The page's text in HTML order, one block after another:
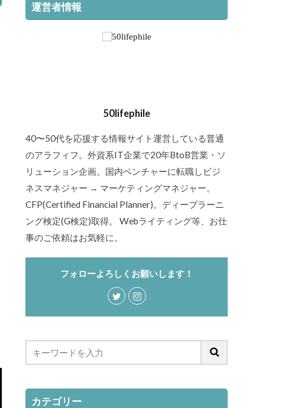
運営者情報
50lifephile
40〜50代を応援する情報サイト運営している普通
のアラフィフ。外資系IT企業で20年BtoB営業・ソ
リューション企画。国内ベンチャーに転職しビジ
ネスマネジャー → マーケティングマネジャー。
CFP(Certified Financial Planner)。ディープラーニ
ング検定(G検定)取得。 Webライティング等、お仕
事のご依頼はお気軽に。
フォローよろしくお願いします！
カテゴリー